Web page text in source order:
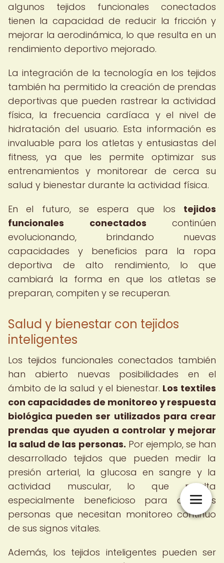
algunos tejidos funcionales conectados
tienen la capacidad de reducir la fricción y
mejorar la aerodinámica, lo que resulta en un
rendimiento deportivo mejorado.
La integración de la tecnología en los tejidos
también ha permitido la creación de prendas
deportivas que pueden rastrear la actividad
física, la frecuencia cardíaca y el nivel de
hidratación del usuario. Esta información es
invaluable para los atletas y entusiastas del
fitness, ya que les permite optimizar sus
entrenamientos y monitorear de cerca su
salud y bienestar durante la actividad física.
En el futuro, se espera que los tejidos
funcionales conectados continúen
evolucionando, brindando nuevas
capacidades y beneficios para la ropa
deportiva de alto rendimiento, lo que
cambiará la forma en que los atletas se
preparan, compiten y se recuperan.
Salud y bienestar con tejidos
inteligentes
Los tejidos funcionales conectados también
han abierto nuevas posibilidades en el
ámbito de la salud y el bienestar. Los textiles
con capacidades de monitoreo y respuesta
biológica pueden ser utilizados para crear
prendas que ayuden a controlar y mejorar
la salud de las personas. Por ejemplo, se han
desarrollado tejidos que pueden medir la
presión arterial, la glucosa en sangre y la
actividad muscular, lo que resulta
especialmente beneficioso para aquellas
personas que necesitan monitoreo continuo
de sus signos vitales.
Además, los tejidos inteligentes pueden ser